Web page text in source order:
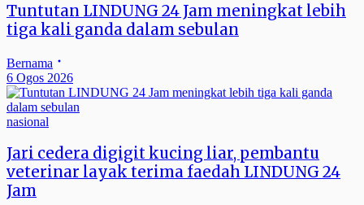
Tuntutan LINDUNG 24 Jam meningkat lebih
tiga kali ganda dalam sebulan
Bernama
6 Ogos 2026
nasional
Jari cedera digigit kucing liar, pembantu
veterinar layak terima faedah LINDUNG 24
Jam